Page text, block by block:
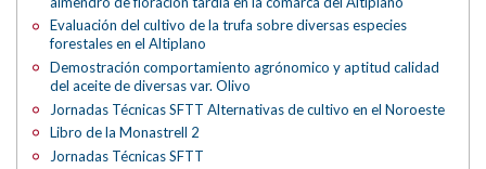
Evaluación del cultivo de la trufa sobre diversas especies
forestales en el Altiplano
Demostración comportamiento agrónomico y aptitud calidad
del aceite de diversas var. Olivo
Jornadas Técnicas SFTT Alternativas de cultivo en el Noroeste
Libro de la Monastrell 2
Jornadas Técnicas SFTT